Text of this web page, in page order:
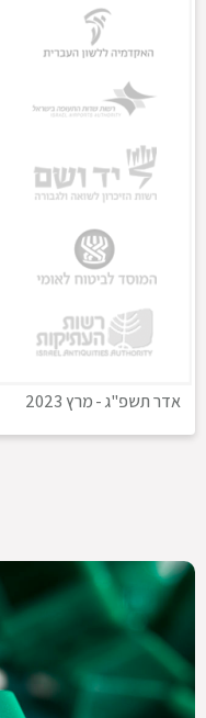
אדר תשפ"ג-מרץ 2023